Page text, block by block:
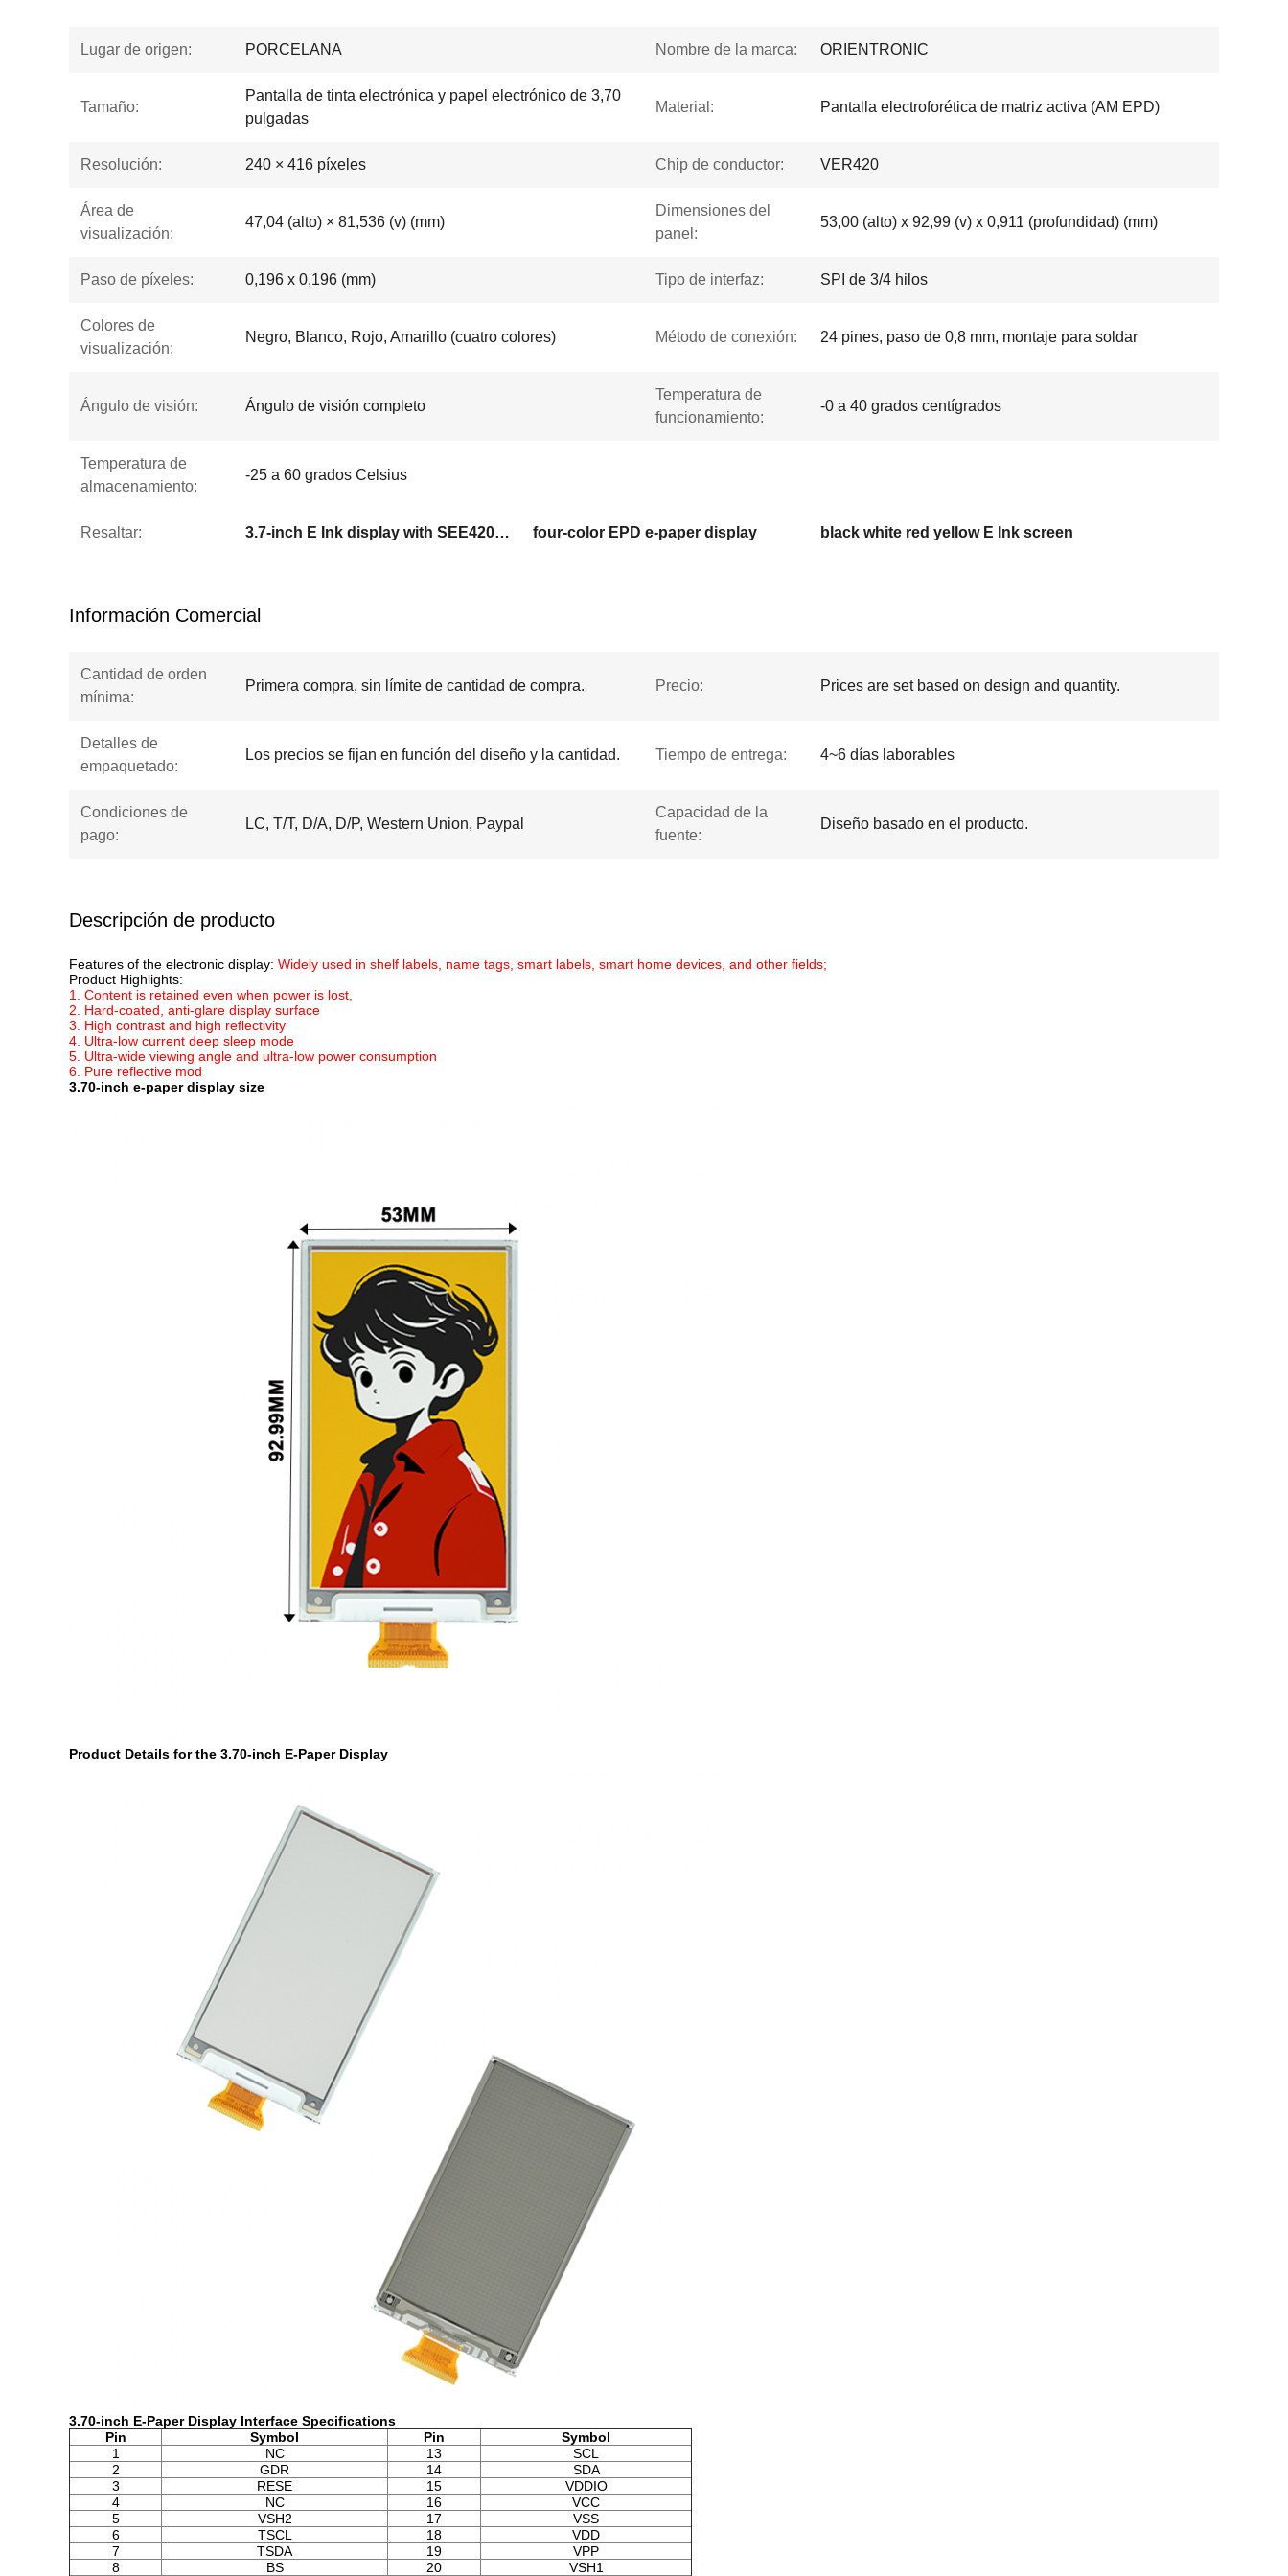
Lugar de origen: PORCELANA Nombre de la marca: ORIENTRONIC
Tamaño:
Pantalla de tinta electrónica y papel electrónico de 3,70
pulgadas
Material: Pantalla electroforética de matriz activa (AM EPD)
Resolución: 240 × 416 píxeles Chip de conductor: VER420
Área de
visualización:
47,04 (alto) × 81,536 (v) (mm)
Dimensiones del
panel:
53,00 (alto) x 92,99 (v) x 0,911 (profundidad) (mm)
Paso de píxeles: 0,196 x 0,196 (mm) Tipo de interfaz: SPI de 3/4 hilos
Colores de
visualización:
Negro, Blanco, Rojo, Amarillo (cuatro colores) Método de conexión: 24 pines, paso de 0,8 mm, montaje para soldar
Ángulo de visión: Ángulo de visión completo
Temperatura de
funcionamiento:
-0 a 40 grados centígrados
Temperatura de
almacenamiento:
-25 a 60 grados Celsius
Resaltar: 3.7-inch E Ink display with SEE420 driver four-color EPD e-paper display black white red yellow E Ink screen
Información Comercial
Cantidad de orden
mínima:
Primera compra, sin límite de cantidad de compra. Precio: Prices are set based on design and quantity.
Detalles de
empaquetado:
Los precios se fijan en función del diseño y la cantidad. Tiempo de entrega: 4~6 días laborables
Condiciones de
pago:
LC, T/T, D/A, D/P, Western Union, Paypal
Capacidad de la
fuente:
Diseño basado en el producto.
Descripción de producto
Features of the electronic display: Widely used in shelf labels, name tags, smart labels, smart home devices, and other fields;
Product Highlights:
1. Content is retained even when power is lost,
2. Hard-coated, anti-glare display surface
3. High contrast and high reflectivity
4. Ultra-low current deep sleep mode
5. Ultra-wide viewing angle and ultra-low power consumption
6. Pure reflective mod
3.70-inch e-paper display size
Product Details for the 3.70-inch E-Paper Display
3.70-inch E-Paper Display Interface Specifications
Pin
Symbol Pin
Symbol
1
NC 13
SCL
2
GDR 14
SDA
3
RESE 15
VDDIO
4
NC 16
VCC
5
VSH2 17
VSS
6
TSCL 18
VDD
7
TSDA 19
VPP
8
BS 20 VSH1